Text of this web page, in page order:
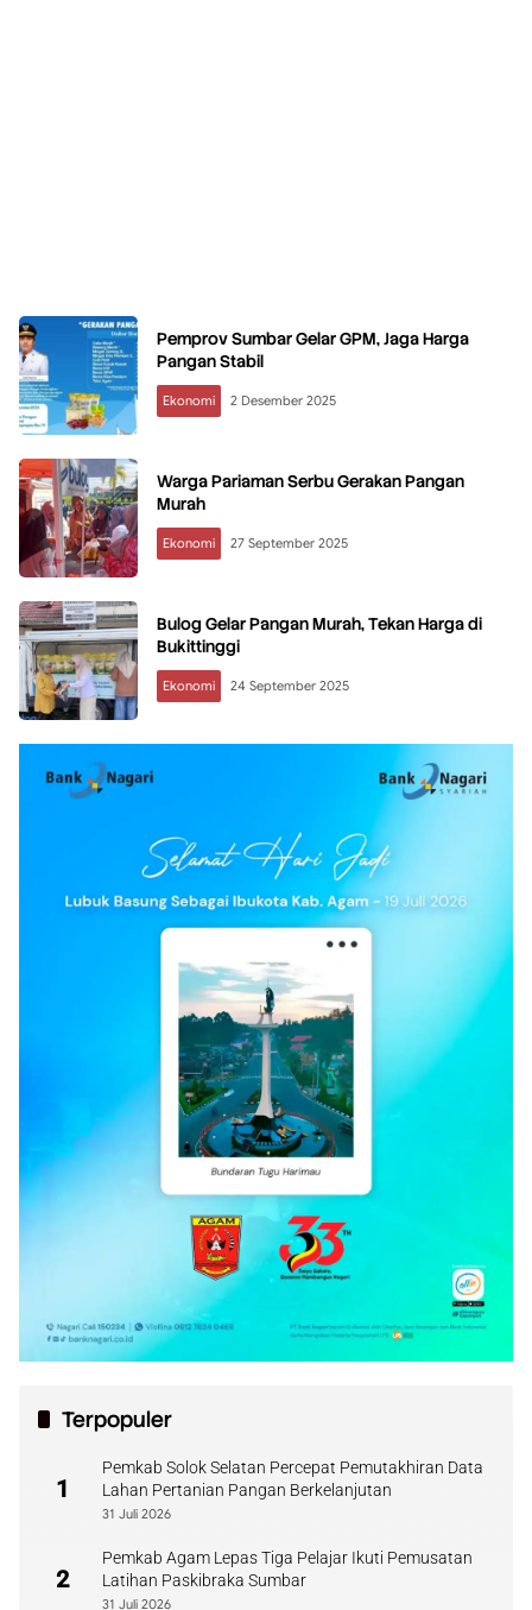
Pemprov Sumbar Gelar GPM, Jaga Harga
Pangan Stabil
Ekonomi 2 Desember 2025
Warga Pariaman Serbu Gerakan Pangan
Murah
Ekonomi 27 September 2025
Bulog Gelar Pangan Murah, Tekan Harga di
Bukittinggi
Ekonomi 24 September 2025
Terpopuler
1
Pemkab Solok Selatan Percepat Pemutakhiran Data
Lahan Pertanian Pangan Berkelanjutan
31 Juli 2026
2
Pemkab Agam Lepas Tiga Pelajar Ikuti Pemusatan
Latihan Paskibraka Sumbar
31 Juli 2026